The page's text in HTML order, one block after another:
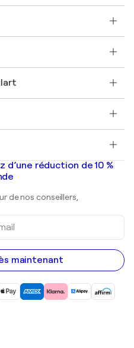
original
réduction de 10 %
de nos conseillers,
maintenant